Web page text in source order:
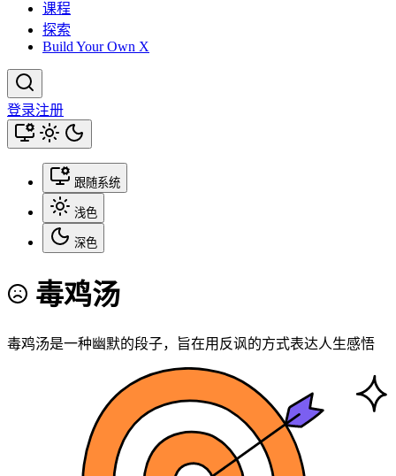
课程
探索
Build Your Own X
登录注册
跟随系统
浅色
深色
毒鸡汤
毒鸡汤是一种幽默的段子，旨在用反讽的方式表达人生感悟